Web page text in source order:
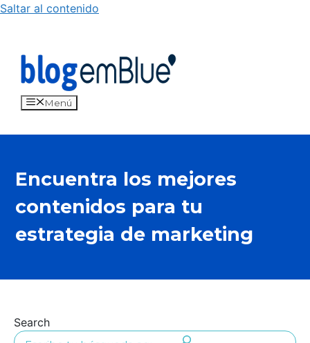
Saltar al contenido
Menú
Encuentra los mejores
contenidos para tu
estrategia de marketing
Search